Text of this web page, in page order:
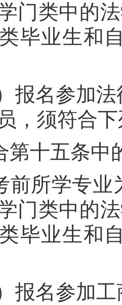
门类中的
毕业生和
）报名参加
，须符合
第十五条中
前所学专
门类中的
毕业生和
）报名参加